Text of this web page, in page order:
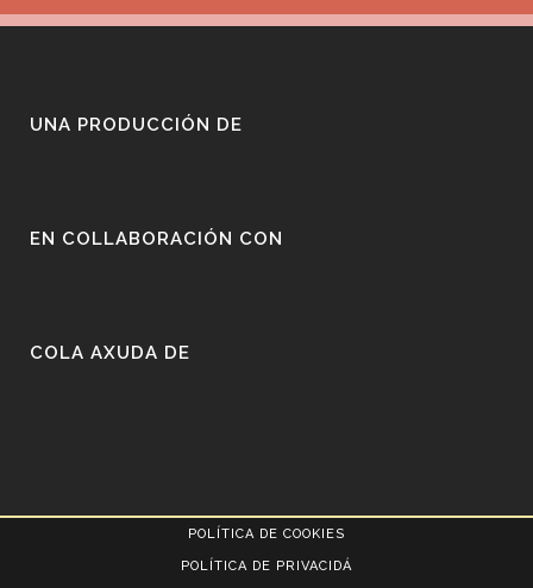
UNA PRODUCCIÓN DE
EN COLLABORACIÓN CON
COLA AXUDA DE
POLÍTICA DE COOKIES
POLÍTICA DE PRIVACIDÁ